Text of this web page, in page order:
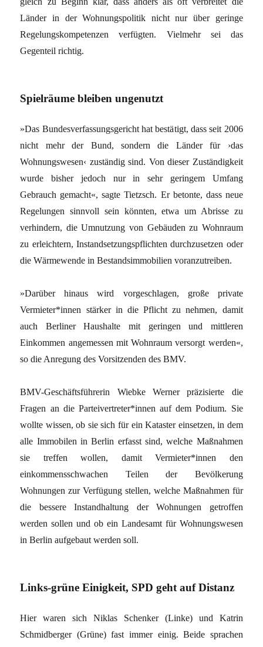
Länder in der Wohnungspolitik nicht nur über geringe
Regelungskompetenzen verfügten. Vielmehr sei das
Gegenteil richtig.
Spielräume bleiben ungenutzt
»Das Bundesverfassungsgericht hat bestätigt, dass seit 2006
nicht mehr der Bund, sondern die Länder für ›das
Wohnungswesen‹ zuständig sind. Von dieser Zuständigkeit
wurde bisher jedoch nur in sehr geringem Umfang
Gebrauch gemacht«, sagte Tietzsch. Er betonte, dass neue
Regelungen sinnvoll sein könnten, etwa um Abrisse zu
verhindern, die Umnutzung von Gebäuden zu Wohnraum
zu erleichtern, Instandsetzungspflichten durchzusetzen oder
die Wärmewende in Bestandsimmobilien voranzutreiben.
»Darüber hinaus wird vorgeschlagen, große private
Vermieter*innen stärker in die Pflicht zu nehmen, damit
auch Berliner Haushalte mit geringen und mittleren
Einkommen angemessen mit Wohnraum versorgt werden«,
so die Anregung des Vorsitzenden des BMV.
BMV-Geschäftsführerin Wiebke Werner präzisierte die
Fragen an die Parteivertreter*innen auf dem Podium. Sie
wollte wissen, ob sie sich für ein Kataster einsetzen, in dem
alle Immobilen in Berlin erfasst sind, welche Maßnahmen
sie treffen wollen, damit Vermieter*innen den
einkommensschwachen Teilen der Bevölkerung
Wohnungen zur Verfügung stellen, welche Maßnahmen für
die bessere Instandhaltung der Wohnungen getroffen
werden sollen und ob ein Landesamt für Wohnungswesen
in Berlin aufgebaut werden soll.
Links-grüne Einigkeit, SPD geht auf Distanz
Hier waren sich Niklas Schenker (Linke) und Katrin
Schmidberger (Grüne) fast immer einig. Beide sprachen